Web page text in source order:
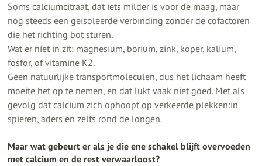
Soms calciumcitraat, dat iets milder is voor de maag, maar
nog steeds een geïsoleerde verbinding zonder de cofactoren
die het richting bot sturen.
Wat er níet in zit: magnesium, borium, zink, koper, kalium,
fosfor, of vitamine K2.
Geen natuurlijke transportmoleculen, dus het lichaam heeft
moeite het op te nemen, en dat lukt vaak niet goed. Met als
gevolg dat calcium zich ophoopt op verkeerde plekken:in
spieren, aders en zelfs rond de longen.
Maar wat gebeurt er als je die ene schakel blijft overvoeden
met calcium en de rest verwaarloost?